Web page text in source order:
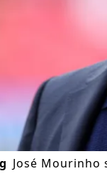
José Mourinho